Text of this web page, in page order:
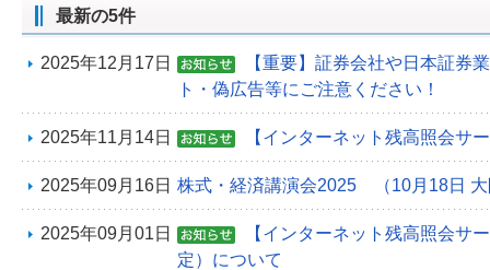
最新の5件
2025年12月17日
【重要】証券会社や日本証券
ト・偽広告等にご注意ください！
2025年11月14日 【インターネット残高照会サ
2025年09月16日 株式・経済講演会2025 （10月18日 大
2025年09月01日
【インターネット残高照会サ
定）について